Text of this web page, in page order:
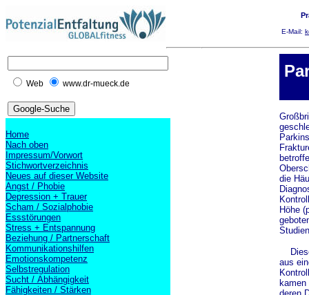
E-Mail:
Web www.dr-mueck.de
Home
Nach oben
Impressum/Vorwort
Stichwortverzeichnis
Neues auf dieser Website
Angst / Phobie
Depression + Trauer
Scham / Sozialphobie
Essstörungen
Stress + Entspannung
Beziehung / Partnerschaft
Kommunikationshilfen
Emotionskompetenz
Selbstregulation
Sucht / Abhängigkeit
Fähigkeiten / Stärken
die
Höhe
aus